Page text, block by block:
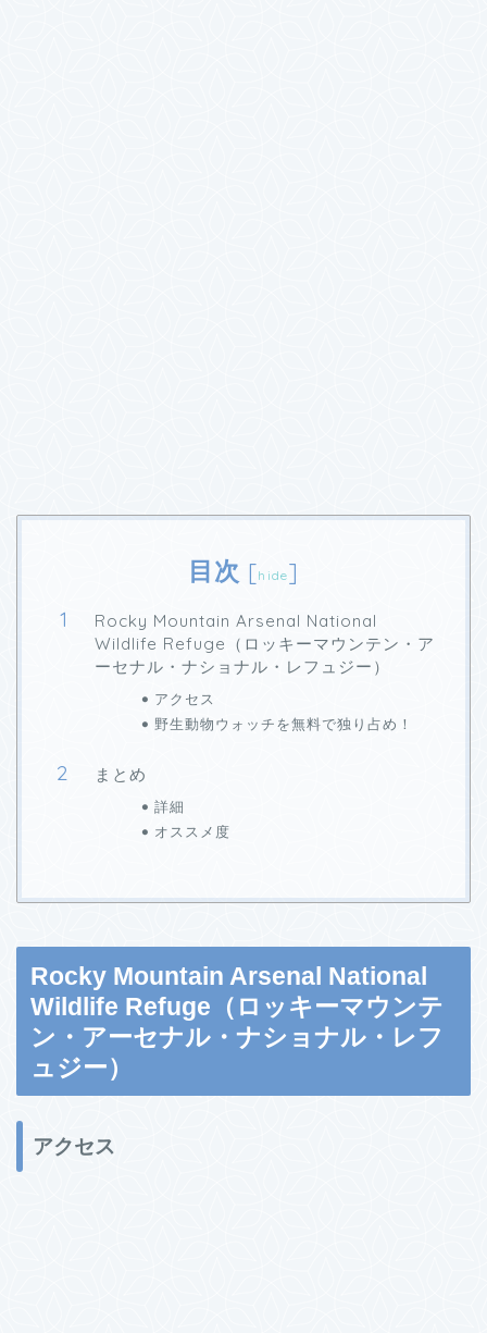
目次 [hide]
Rocky Mountain Arsenal National
Wildlife Refuge（ロッキーマウンテン・ア
ーセナル・ナショナル・レフュジー）
アクセス
野生動物ウォッチを無料で独り占め！
まとめ
詳細
オススメ度
Rocky Mountain Arsenal National
Wildlife Refuge（ロッキーマウンテ
ン・アーセナル・ナショナル・レフ
ュジー）
アクセス